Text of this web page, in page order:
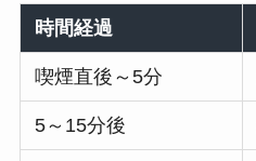
時間経過
喫煙直後～5分
5～15分後